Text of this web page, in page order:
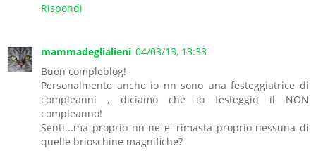
Rispondi
mammadeglialieni 04/03/13, 13:33
Buon compleblog!
Personalmente anche io nn sono una festeggiatrice di
compleanni , diciamo che io festeggio il NON
compleanno!
Senti...ma proprio nn ne e' rimasta proprio nessuna di
quelle brioschine magnifiche?